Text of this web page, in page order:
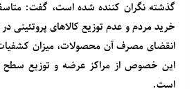
گذشته نگران کننده شده است، گفت:
خرید مردم و عدم توزیع کالاهای پروتئینی
انقضای مصرف آن محصولات، میزان
این خصوص از مراکز عرضه و توزیع سطح
است.